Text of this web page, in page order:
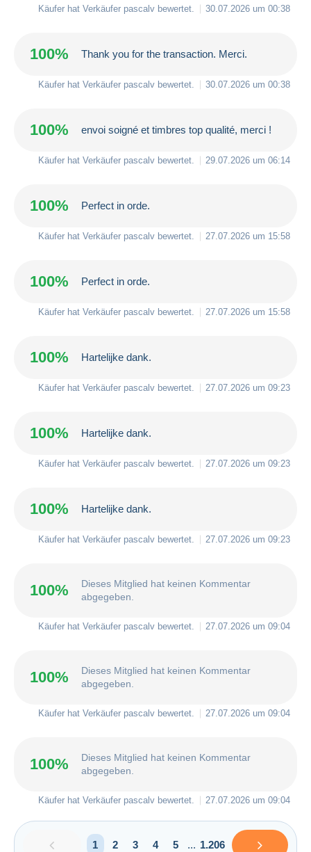
Käufer hat Verkäufer pascalv bewertet. 30.07.2026 um 00:38
100% Thank you for the transaction. Merci.
Käufer hat Verkäufer pascalv bewertet. 30.07.2026 um 00:38
100% envoi soigné et timbres top qualité, merci !
Käufer hat Verkäufer pascalv bewertet. 29.07.2026 um 06:14
100% Perfect in orde.
Käufer hat Verkäufer pascalv bewertet. 27.07.2026 um 15:58
100% Perfect in orde.
Käufer hat Verkäufer pascalv bewertet. 27.07.2026 um 15:58
100% Hartelijke dank.
Käufer hat Verkäufer pascalv bewertet. 27.07.2026 um 09:23
100% Hartelijke dank.
Käufer hat Verkäufer pascalv bewertet. 27.07.2026 um 09:23
100% Hartelijke dank.
Käufer hat Verkäufer pascalv bewertet. 27.07.2026 um 09:23
100%
Dieses Mitglied hat keinen Kommentar
abgegeben.
Käufer hat Verkäufer pascalv bewertet. 27.07.2026 um 09:04
100%
Dieses Mitglied hat keinen Kommentar
abgegeben.
Käufer hat Verkäufer pascalv bewertet. 27.07.2026 um 09:04
100%
Dieses Mitglied hat keinen Kommentar
abgegeben.
Käufer hat Verkäufer pascalv bewertet. 27.07.2026 um 09:04
1 2 3 4 5 ... 1.206